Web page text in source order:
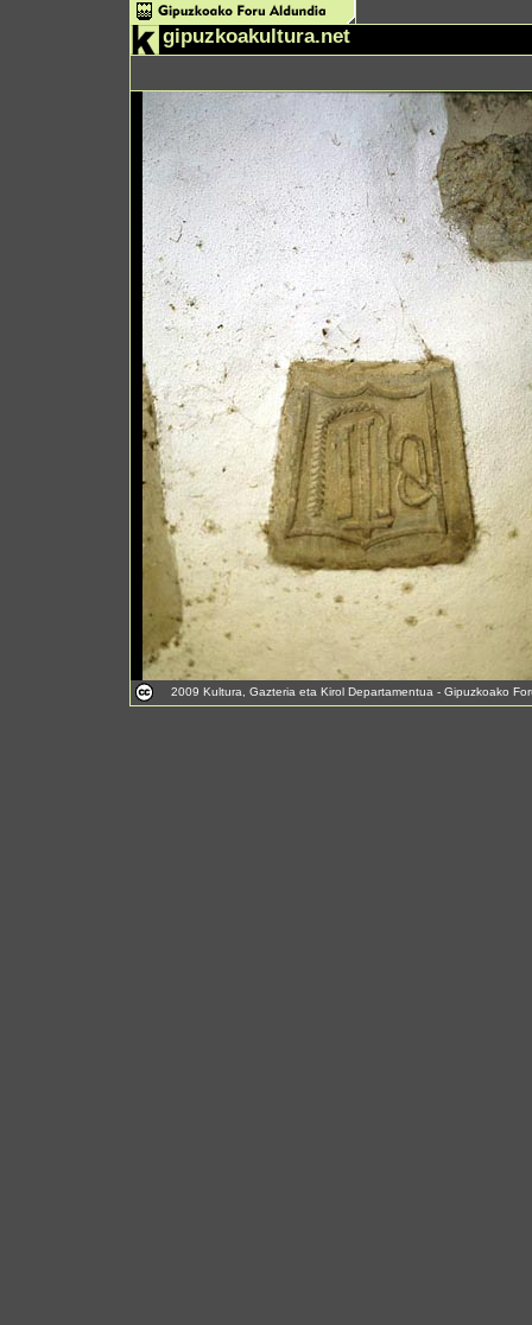
gipuzkoakultura.net
2009 Kultura, Gazteria eta Kirol Departamentua - Gipuzkoako